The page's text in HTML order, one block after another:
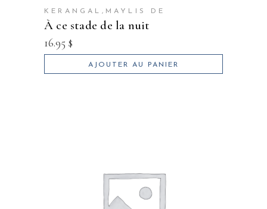
KERANGAL,MAYLIS DE
à ce stade de la nuit
16.95 $
AJOUTER AU PANIER